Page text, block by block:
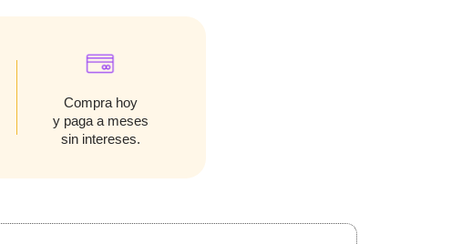
Compra hoy
y paga a meses
sin intereses.